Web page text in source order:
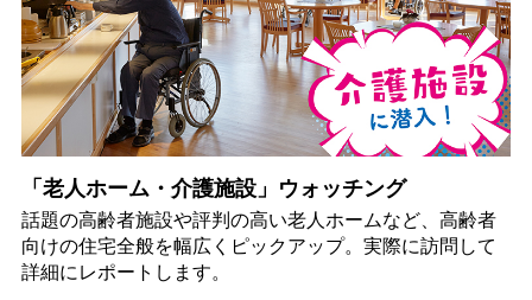
「老人ホーム・介護施設」ウォッチング
話題の高齢者施設や評判の高い老人ホームなど、高齢者
向けの住宅全般を幅広くピックアップ。実際に訪問して
詳細にレポートします。